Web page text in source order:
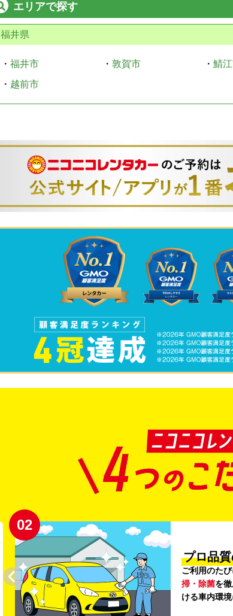
エリアで探す
福井県
・ 福井市 ・ 敦賀市 ・ 鯖
・ 越前市
02
プロ品
ご利用のた
掃・除菌を
ける車内環